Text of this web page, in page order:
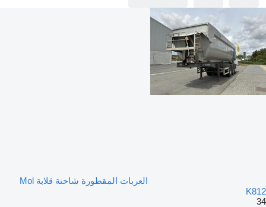
العربات المقطورة شاحنة قلابة Mol
K812
34